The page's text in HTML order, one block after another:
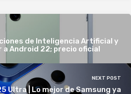
de Inteligencia Artificial y
Android 22; precio oficial
NEXT POST
Ultra | Lo mejor de Samsung ya